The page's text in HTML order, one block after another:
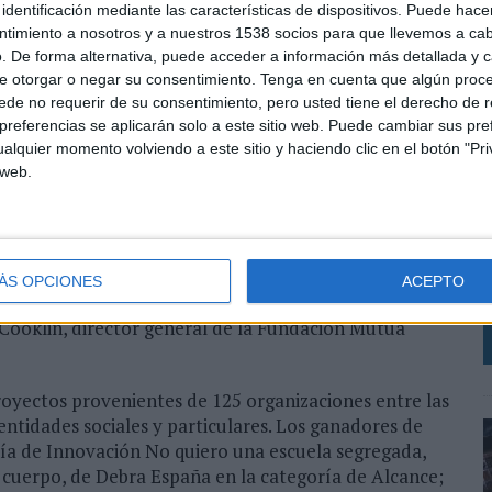
mediante las características de dispositivos. Puede
a nosotros y a nuestros 1538 socios para que llevemos a
De forma alternativa, puede acceder a información más detallada y
otorgar o negar su consentimiento. Tenga en cuenta que algún
no requerir de su consentimiento, pero usted tiene el derecho de
se aplicarán solo a este sitio web. Puede cambiar sus
momento volviendo a este sitio y haciendo clic en el botón
OPCIONES ACEPTO
y diploma para el tercer posicionado. El
sin ánimo de lucro escogida por los ganadores.
públicas o privadas, ONG y particulares que
LinkedIn, Instagram, Snapchat… incluso
o nacional, aunque primará su impacto en el
proyectos desarrollados durante los doce
Adsuara, consultor y experto digital; Gemma
digital El Arte de Medir; Rodrigo Miranda,
de Twitter España; Natalia
y Portugal de Facebook; Luis Esteban,
director general de la Fundación Mutua
provenientes de 125 organizaciones entre las
sociales y particulares. Los ganadores de
de Innovación No quiero una escuela segregada,
de Debra España en la categoría de Alcance;